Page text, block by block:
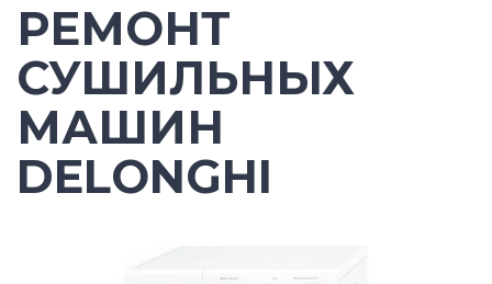
РЕМОНТ
СУШИЛЬНЫХ
МАШИН
DELONGHI